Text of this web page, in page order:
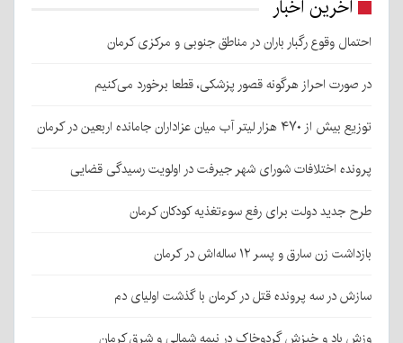
آخرین اخبار
احتمال وقوع رگبار باران در مناطق جنوبی و مرکزی کرمان
در صورت احراز هرگونه قصور پزشکی، قطعا برخورد می‌کنیم
توزیع بیش از ۴۷۰ هزار لیتر آب میان عزاداران جامانده اربعین در کرمان
پرونده اختلافات شورای شهر جیرفت در اولویت رسیدگی قضایی
طرح جدید دولت برای رفع سوءتغذیه کودکان کرمان
بازداشت زن سارق و پسر ۱۲ ساله‌اش در کرمان
سازش در سه پرونده قتل در کرمان با گذشت اولیای دم
وزش باد و خیزش گردوخاک در نیمه شمالی و شرق کرمان